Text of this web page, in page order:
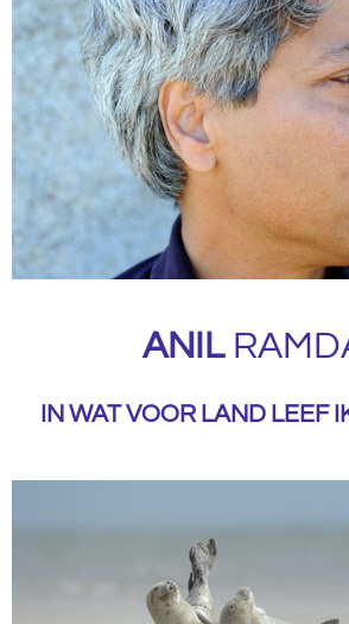
ANIL
IN WAT VOOR LAND LEEF